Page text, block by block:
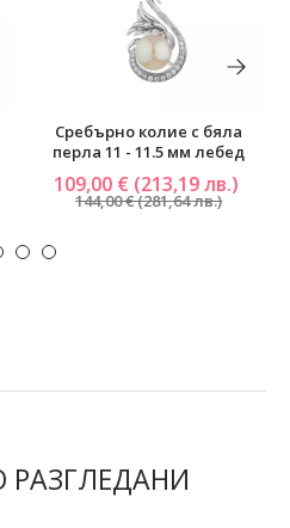
Сребърно колие с бяла
перла 11 - 11.5 мм лебед
109,00 € (213,19 лв.)
144,00 € (281,64 лв.)